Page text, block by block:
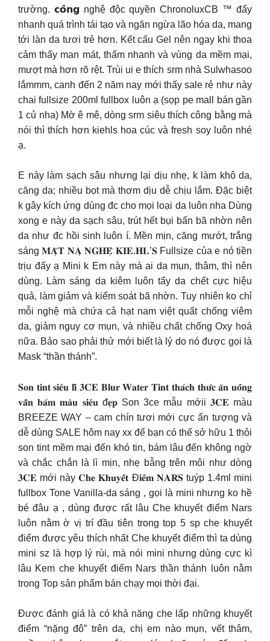
trường. 𝗰𝗼̂𝗻𝗴 nghệ độc quyền ChronoluxCB ™ đẩy
nhanh quá trình tái tạo và ngăn ngừa lão hóa da, mang
tới làn da tươi trẻ hơn. Kết cấu Gel nên ngay khi thoa
cảm thấy man mát, thấm nhanh và vùng da mềm mại,
mượt mà hơn rõ rệt. Trùi ui e thích srm nhà Sulwhasoo
lắmmm, canh đến 2 năm nay mới thấy sale rẻ như này
chai fullsize 200ml fullbox luôn ạ (sọp pe mall bán gần
1 củ nha) Mờ ê mê, dòng srm siêu thích công bằng mà
nói thì thích hơn kiehls hoa cúc và fresh soy luôn nhé
ạ.
E này làm sạch sâu nhưng lại dịu nhẹ, k làm khô da,
căng da; nhiều bọt mà thơm dịu dễ chịu lắm. Đặc biệt
k gây kích ứng dùng đc cho mọi loại da luôn nha Dùng
xong e này da sạch sâu, trút hết bụi bẩn bã nhờn nên
da như đc hồi sinh luôn í. Mền mịn, căng mướt, trắng
sáng 𝐌𝐀̣̆𝐓 𝐍𝐀̣ 𝐍𝐆𝐇𝐄̣̂ 𝐊𝐈𝐄.𝐇𝐋’𝐒 Fullsize của e nó tiền
trịu đấy ạ Mini k Em này mà ai da mụn, thâm, thì nên
dùng. Làm sáng da kiêm luôn tẩy da chết cực hiệu
quả, làm giảm và kiểm soát bã nhờn. Tuy nhiên ko chỉ
mỗi nghệ mà chứa cả hạt nam việt quất chống viêm
da, giảm nguy cơ mụn, và nhiều chất chống Oxy hoá
nữa. Bảo sao phải thử mới biết là lý do nó được gọi là
Mask “thần thánh”.
𝐒𝐨𝐧 𝐭𝐢𝐧𝐭 𝐬𝐢𝐞̂𝐮 𝐥𝐢̀ 𝟑𝐂𝐄 𝐁𝐥𝐮𝐫 𝐖𝐚𝐭𝐞𝐫 𝐓𝐢𝐧𝐭 𝐭𝐡𝐚́𝐜𝐡 𝐭𝐡𝐮̛́𝐜 𝐚̆𝐧 𝐮𝐨̂́𝐧𝐠
𝐯𝐚̂̃𝐧 𝐛𝐚́𝐦 𝐦𝐚̀𝐮 𝐬𝐢𝐞̂𝐮 đ𝐞̣𝐩 Son 3ce mẫu mớii 𝟑𝐂𝐄 màu
BREEZE WAY – cam chín tươi mới cực ấn tượng và
dễ dùng SALE hôm nay xx để bạn có thể sở hữu 1 thỏi
son tint mềm mại đến khó tin, bám lâu đến không ngờ
và chắc chắn là lì mịn, nhẹ bẫng trên môi như dòng
𝟑𝐂𝐄 mới này 𝐂𝐡𝐞 𝐊𝐡𝐮𝐲𝐞̂́𝐭 Đ𝐢𝐞̂̉𝐦 𝐍𝐀𝐑𝐒 tuýp 1.4ml mini
fullbox Tone Vanilla-da sáng , gọi là mini nhưng ko hề
bé đâu ạ , dùng được rất lâu Che khuyết điểm Nars
luôn nằm ờ vị trí đầu tiên trong top 5 sp che khuyết
điểm được yêu thích nhất Che khuyết điểm thì ta dùng
mini sz là hợp lý rùi, mà nói mini nhưng dùng cực kì
lâu Kem che khuyết điểm Nars thần thánh luôn nằm
trong Top sản phẩm bán chạy mọi thời đại.
Được đánh giá là có khả năng che lấp những khuyết
điểm “nặng đô” trên da, chị em nào mụn, vết thâm,